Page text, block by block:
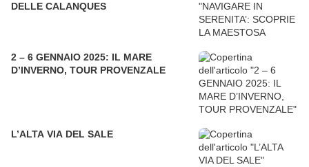
DELLE CALANQUES
2 – 6 GENNAIO 2025: IL MARE
D’INVERNO, TOUR PROVENZALE
L’ALTA VIA DEL SALE